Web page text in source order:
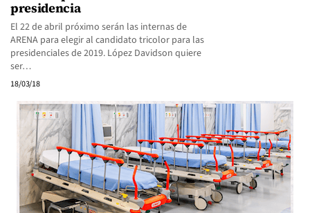
presidencia
El 22 de abril próximo serán las internas de
ARENA para elegir al candidato tricolor para las
presidenciales de 2019. López Davidson quiere
ser…
18/03/18